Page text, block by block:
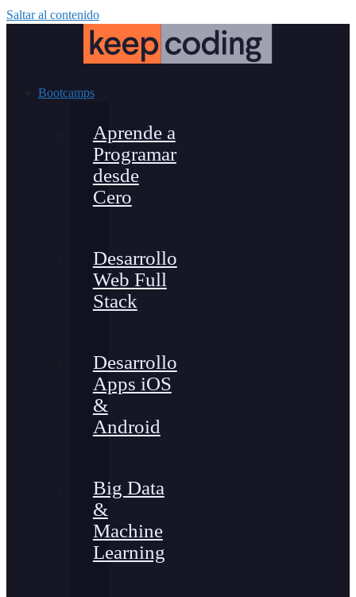
Saltar al contenido
Bootcamps
Aprende a
Programar
desde
Cero
Desarrollo
Web Full
Stack
Desarrollo
Apps iOS
&
Android
Big Data
&
Machine
Learning